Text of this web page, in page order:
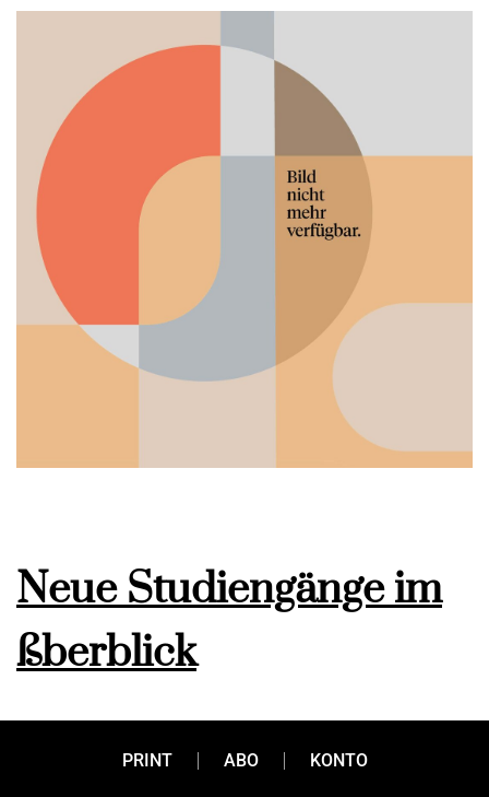
Neue Studiengänge im
ßberblick
Auch dieses Jahr gibt es seit dem Wintersemester wieder
PRINT ABO KONTO